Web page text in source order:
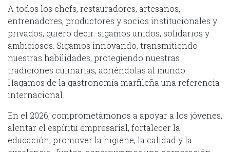
A todos los chefs, restauradores, artesanos,
entrenadores, productores y socios institucionales y
privados, quiero decir: sigamos unidos, solidarios y
ambiciosos. Sigamos innovando, transmitiendo
nuestras habilidades, protegiendo nuestras
tradiciones culinarias, abriéndolas al mundo.
Hagamos de la gastronomía marfileña una referencia
internacional.
En el 2026, comprometámonos a apoyar a los jóvenes,
alentar el espíritu empresarial, fortalecer la
educación, promover la higiene, la calidad y la